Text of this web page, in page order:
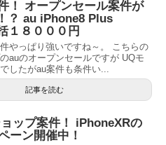
！ オープンセール案件が
？ au iPhone8 Plus
１８０００円
やっぱり強いですね～。 こちらの
auのオープンセールですが UQモ
したがau案件も条件い...
記事を読む
ップ案件！ iPhoneXRの
ーン開催中！